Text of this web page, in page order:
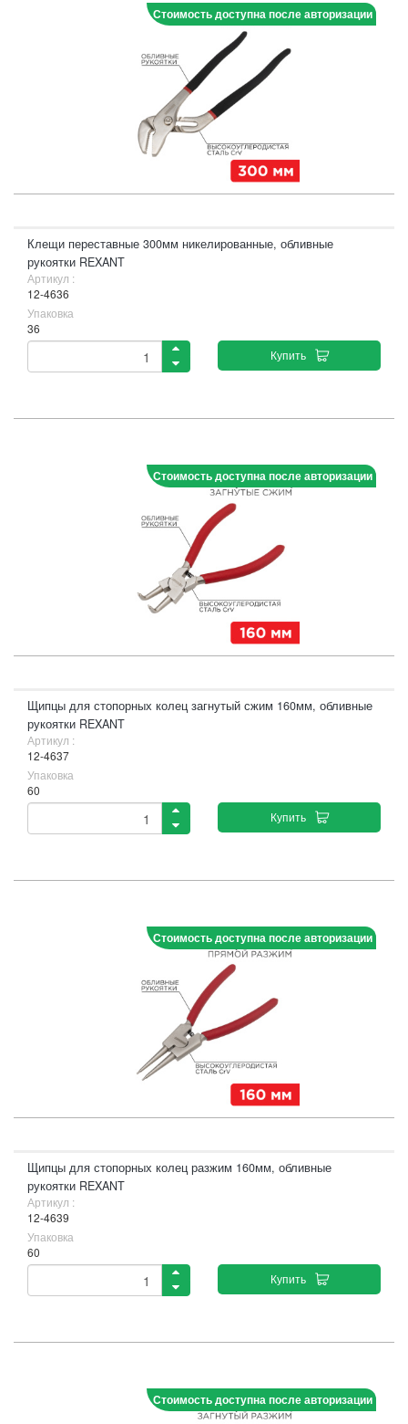
Стоимость доступна после авторизации
Клещи переставные 300мм никелированные, обливные
рукоятки REXANT
Артикул :
12-4636
Упаковка
36
Купить
Стоимость доступна после авторизации
Щипцы для стопорных колец загнутый сжим 160мм, обливные
рукоятки REXANT
Артикул :
12-4637
Упаковка
60
Купить
Стоимость доступна после авторизации
Щипцы для стопорных колец разжим 160мм, обливные
рукоятки REXANT
Артикул :
12-4639
Упаковка
60
Купить
Стоимость доступна после авторизации